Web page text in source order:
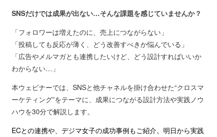
SNSだけでは成果が出ない…そんな課題を感じていませんか？
「フォロワーは増えたのに、売上につながらない」
「投稿しても反応が薄く、どう改善すべきか悩んでいる」
「広告やメルマガとも連携したいけど、どう設計すればいいか
わからない…」
本ウェビナーでは、SNSと他チャネルを掛け合わせた“クロスマ
ーケティング”をテーマに、成果につながる設計方法や実践ノウ
ハウを30分で解説します。
ECとの連携や、デジマ女子の成功事例もご紹介。明日から実践